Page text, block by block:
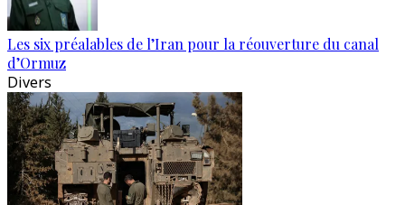
Les six préalables de l’Iran pour la réouverture du canal
d’Ormuz
Divers